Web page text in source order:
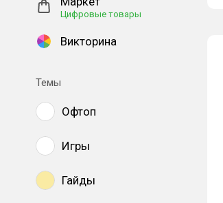
Цифровые товары
Викторина
Темы
Офтоп
Игры
Гайды